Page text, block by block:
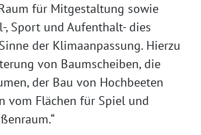
für Mitgestaltung sowie
, Sport und Aufenthalt- dies
der Klimaanpassung. Hierzu
von Baumscheiben, die
der Bau von Hochbeeten
vom Flächen für Spiel und